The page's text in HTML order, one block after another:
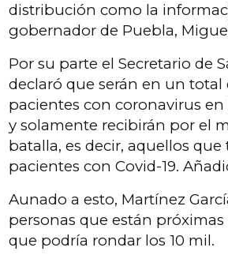
distribución como la
gobernador de Puebla,
Por su parte el Secretario de
declaró que serán en un
pacientes con coronavirus
y solamente recibirán por el
batalla, es decir, aquellos
pacientes con Covid-19.
Aunado a esto, Martínez
personas que están
que podría rondar los 10 mil.